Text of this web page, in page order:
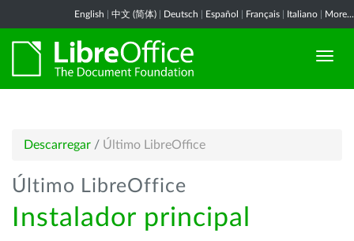
English 中文 (简体) Deutsch Español Français Italiano More...
Descarregar / Último LibreOffice
Último LibreOffice
Instalador principal